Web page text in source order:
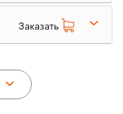
Заказать